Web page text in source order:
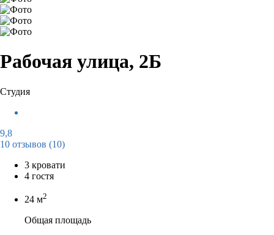
Рабочая улица, 2Б
Студия
9,8
10 отзывов (10)
3 кровати
4 гостя
24 м2
Общая площадь